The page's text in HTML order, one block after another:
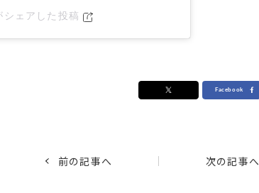
ェアした投稿
前の記事へ 次の記事へ